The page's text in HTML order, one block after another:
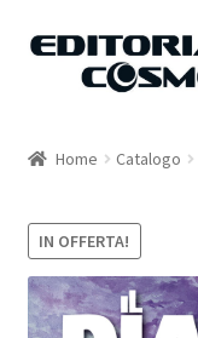
Vai
Vai
Carrello
Il mio account
Home Catalogo
IN OFFERTA!